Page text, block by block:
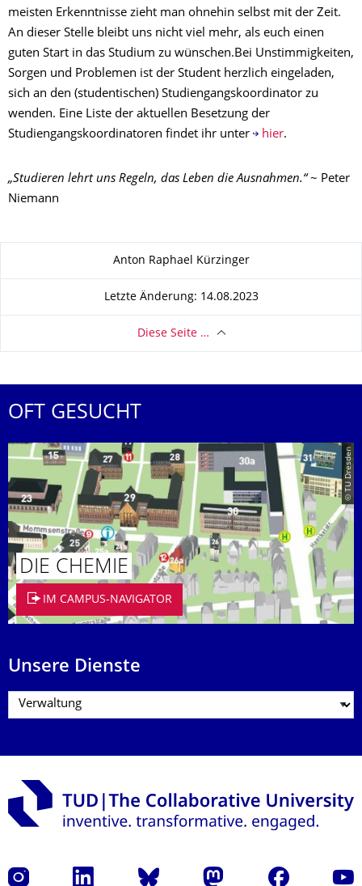
meisten Erkenntnisse zieht man ohnehin selbst mit der Zeit.
An dieser Stelle bleibt uns nicht viel mehr, als euch einen
guten Start in das Studium zu wünschen.Bei Unstimmigkeiten,
Sorgen und Problemen ist der Student herzlich eingeladen,
sich an den (studentischen) Studiengangskoordinator zu
wenden. Eine Liste der aktuellen Besetzung der
Studiengangskoordinatoren findet ihr unter
hier.
„Studieren lehrt uns Regeln, das Leben die Ausnahmen.“~ Peter
Niemann
Zu dieser SeiteAnton Raphael Kürzinger
Letzte Änderung: 14.08.2023
Diese Seite …
OFT GESUCHT
© TU Dresden
DIE CHEMIE
IM CAMPUS-NAVIGATOR
Unsere Dienste
Instagram LinkedIn Bluesky Mastodon Facebook